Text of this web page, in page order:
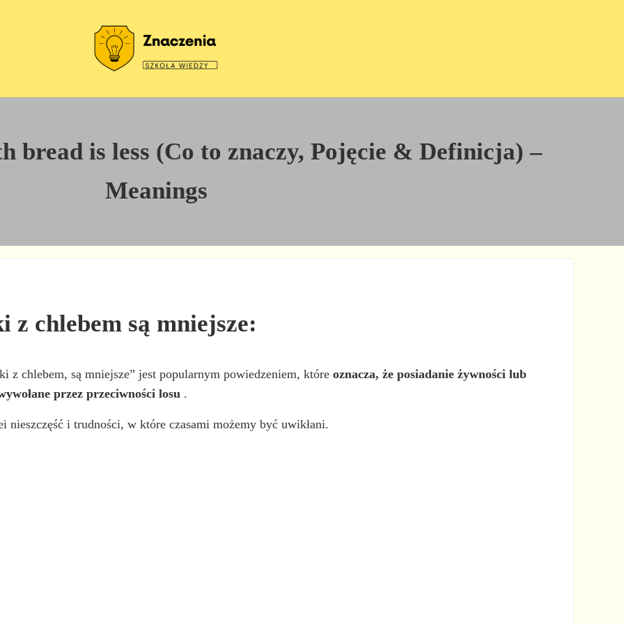
bread is less (Co to znaczy, Pojęcie & Definicja) –
Meanings
z chlebem są mniejsze:
z chlebem, są mniejsze” jest popularnym powiedzeniem, któreoznacza, że posiadanie żywności lub
przez przeciwności losu .
nieszczęść i trudności, w które czasami możemy być uwikłani.